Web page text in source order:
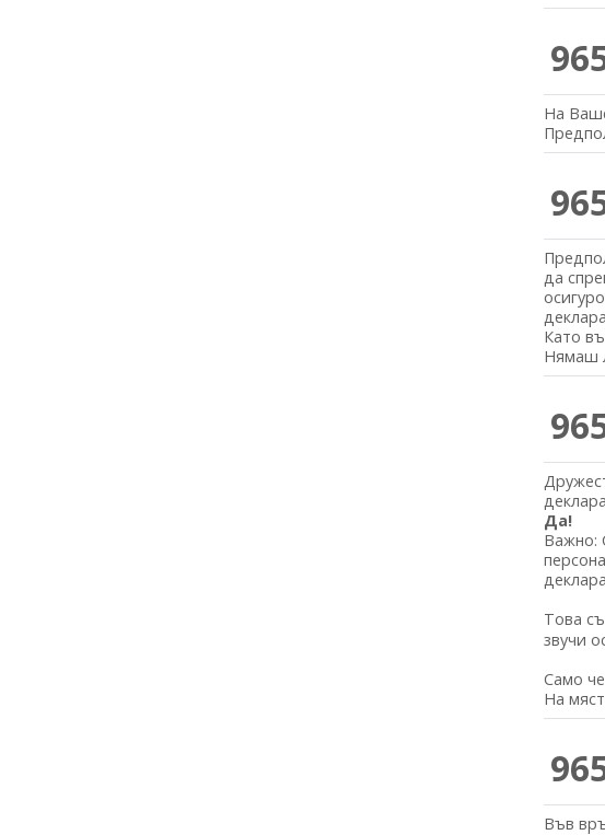
На
да
Като
Нямаш
Да!
Важно:
Това
звучи
Само
На
Във